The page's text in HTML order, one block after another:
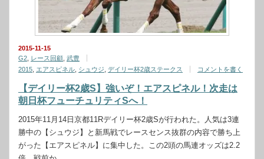
2015-11-15
G2 レース回顧 武豊
2015 エアスピネル シュウジ デイリー杯2歳ステークス コメントを書く
【デイリー杯2歳S】強いぞ！エアスピネル！次走は
朝日杯フューチュリティSへ！
2015年11月14日京都11Rデイリー杯2歳Sが行われた。人気は3連
勝中の【シュウジ】と新馬戦でレースセンス抜群の内容で勝ち上
がった【エアスピネル】に集中した。この2頭の馬連オッズは2.2